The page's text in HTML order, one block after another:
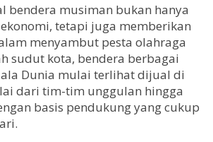
bendera musiman bukan hanya
tetapi juga memberikan
menyambut pesta olahraga
sudut kota, bendera berbagai
Dunia mulai terlihat dijual di
dari tim-tim unggulan hingga
basis pendukung yang cukup